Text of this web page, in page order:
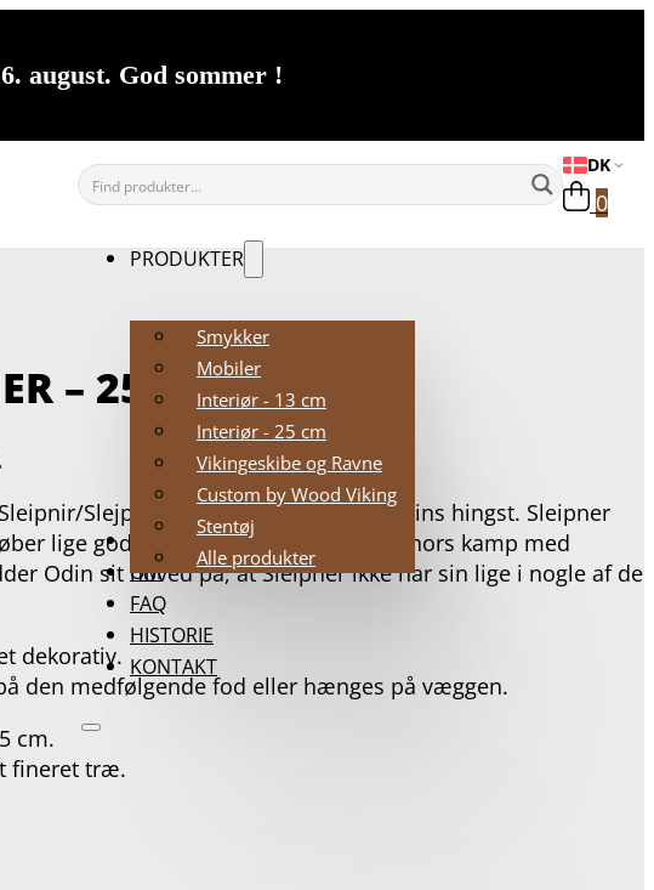
august. God sommer !
DK
0
PRODUKTER
Smykker
Mobiler
Interiør - 13 cm
Interiør - 25 cm
Vikingeskibe og Ravne
Custom by Wood Viking
Stentøj
Alle produkter
FORHANDLERE
OM
FAQ
HISTORIE
KONTAKT
– 25 CM
Slejpner er i nordisk mytolog Odins hingst. Sleipner
lige godt i luften som på jorden. I Thors kamp med
Odin sit hoved på, at Sleipner ikke har sin lige i nogle af de
dekorativ.
den medfølgende fod eller hænges på væggen.
cm.
fineret træ.